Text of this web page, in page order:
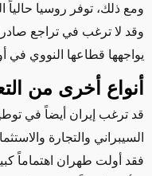
ومع ذلك، توفر روسيا
وقد لا ترغب في تراجع
يواجهها قطاعها النووي في
أنواع أخرى من
قد ترغب إيران أيضاً في
السيبراني والتجارة
فقد أولت طهران اهتماماً